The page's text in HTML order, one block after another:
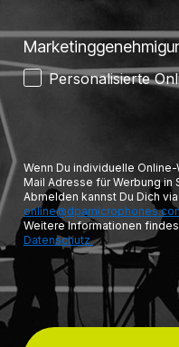
Personalisierte
Wenn Du individuelle
Mail Adresse für Werbung
Abmelden kannst Du Dich
Weitere Informationen
Datenschutz.